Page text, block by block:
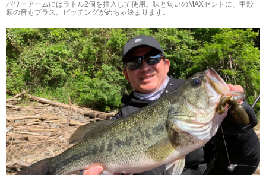
パワーアームにはラトル2個を挿入して使用。味と匂いのMAXセントに、甲殻
類の音もプラス。ピッチングがめちゃ決まります。